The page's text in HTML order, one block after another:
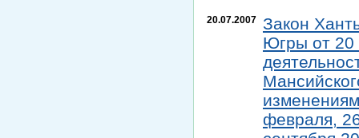
20.07.2007
Закон
Югры от 20
февраля,